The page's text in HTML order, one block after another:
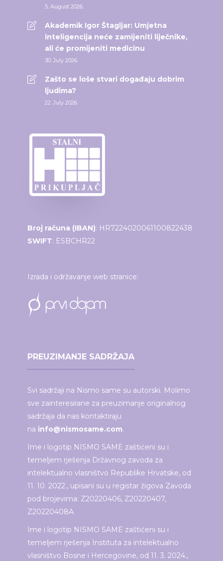
5. August 2026.
Akademik Igor Štagljar: Umjetna
inteligencija neće zamijeniti liječnike,
ali će promijeniti medicinu
30. July 2026.
Zašto se loše stvari događaju dobrim
ljudima?
22. July 2026.
Broj računa (IBAN): HR7224020061100822438
SWIFT: ESBCHR22
Izrada i održavanje web stranice:
PREUZIMANJE SADRŽAJA
Svi sadržaji na Nismo same su autorski. Molimo
sve zainteresirane za preuzimanje originalnog
sadržaja da nas kontaktiraju
na info@nismosame.com.
Ime i logotip NISMO SAME zaštićeni su i
temeljem rješenja Državnog zavoda za
intelektualno vlasništvo Republike Hrvatske, od
11. 10. 2022., upisani su u registar žigova Zavoda
pod brojevima: Z20220406, Z20220407,
Z20220408A.
Ime i logotip NISMO SAME zaštićeni su i
temeljem rješenja Instituta za intelektualno
vlasništvo Bosne i Hercegovine, od 11. 3. 2024.,